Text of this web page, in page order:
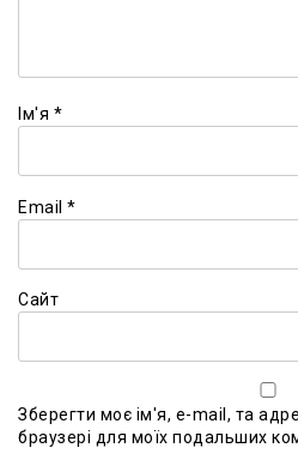
Ім'я *
Email *
Сайт
Зберегти моє ім'я, e-mail, та
браузері для моїх подальших